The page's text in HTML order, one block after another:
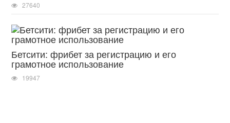
27640
Бетсити: фрибет за регистрацию и его
грамотное использование
19947